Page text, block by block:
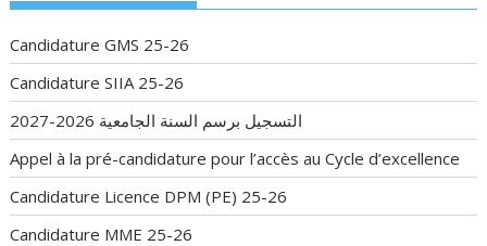
Candidature GMS 25-26
Candidature SIIA 25-26
التسجيل برسم السنة الجامعية 2026-2027
Appel à la pré-candidature pour l’accès au Cycle d’excellence
Candidature Licence DPM (PE) 25-26
Candidature MME 25-26